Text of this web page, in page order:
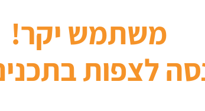
משתמש יקר!
לצפות